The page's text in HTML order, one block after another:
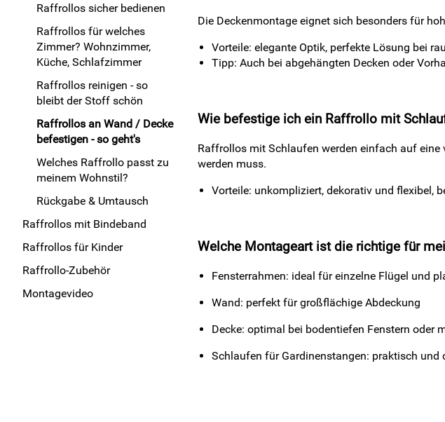
Raffrollos sicher bedienen
Raffrollos für welches
Zimmer? Wohnzimmer,
Küche, Schlafzimmer
Raffrollos reinigen - so
bleibt der Stoff schön
Raffrollos an Wand / Decke
befestigen - so geht′s
Welches Raffrollo passt zu
meinem Wohnstil?
Rückgabe & Umtausch
Raffrollos mit Bindeband
Raffrollos für Kinder
Raffrollo-Zubehör
Montagevideo
Die Deckenmontage eignet sich besonders für
Vorteile: elegante Optik, perfekte Lösung bei
Tipp: Auch bei abgehängten Decken oder
Wie befestige ich ein Raffrollo mit
Raffrollos mit Schlaufen werden einfach auf eine
werden muss.
Vorteile: unkompliziert, dekorativ und flexibel,
Welche Montageart ist die richtige für
Fensterrahmen: ideal für einzelne Flügel und
Wand: perfekt für großflächige Abdeckung
Decke: optimal bei bodentiefen Fenstern oder
Schlaufen für Gardinenstangen: praktisch und